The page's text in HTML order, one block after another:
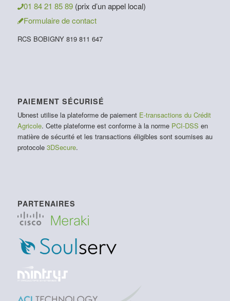
01 84 21 85 89 (prix d’un appel local)
Formulaire de contact
RCS BOBIGNY 819 811 647
PAIEMENT SÉCURISÉ
Ubnest utilise la plateforme de paiement E-transactions du Crédit
Agricole. Cette plateforme est conforme à la norme PCI-DSS en
matière de sécurité et les transactions éligibles sont soumises au
protocole 3DSecure.
PARTENAIRES